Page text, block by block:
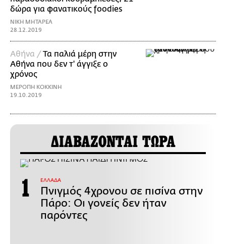
δώρα για φανατικούς foodies
ΝΙΚΗ ΜΗΤΑΡΕΑ
28.12.2019
Αθήνα /Τα παλιά μέρη στην
Αθήνα που δεν τ' άγγιξε ο
χρόνος
ΜΕΡΟΠΗ ΚΟΚΚΙΝΗ
19.10.2019
ΔΙΑΒΑΖΟΝΤΑΙ ΤΩΡΑ
ΕΛΛΑΔΑ
Πνιγμός 4χρονου σε πισίνα στην
Πάρο: Οι γονείς δεν ήταν
παρόντες